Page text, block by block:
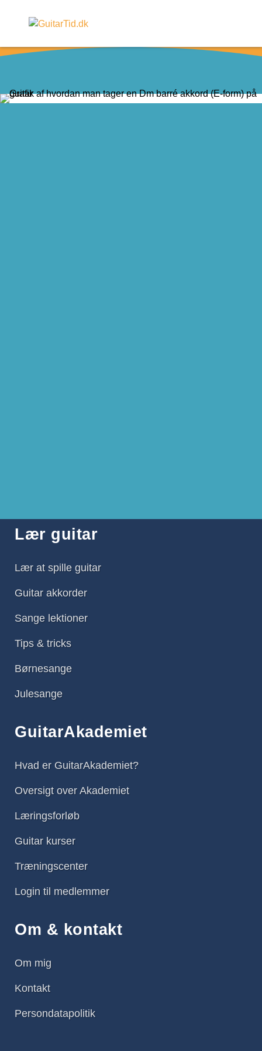
Lær guitar
Lær at spille guitar
Guitar akkorder
Sange lektioner
Tips & tricks
Børnesange
Julesange
GuitarAkademiet
Hvad er GuitarAkademiet?
Oversigt over Akademiet
Læringsforløb
Guitar kurser
Træningscenter
Login til medlemmer
Om & kontakt
Om mig
Kontakt
Persondatapolitik